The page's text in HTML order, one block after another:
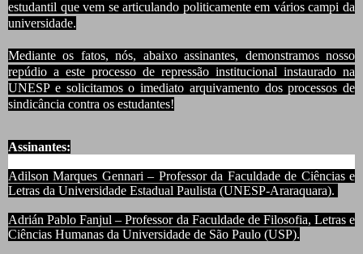
estudantil que vem se articulando politicamente em vários campi da
universidade.
Mediante os fatos, nós, abaixo assinantes, demonstramos nosso
repúdio a este processo de repressão institucional instaurado na
UNESP e solicitamos o imediato arquivamento dos processos de
sindicância contra os estudantes!
Assinantes:
Adilson Marques Gennari – Professor da Faculdade de Ciências e
Letras da Universidade Estadual Paulista (UNESP-Araraquara).
Adrián Pablo Fanjul – Professor da Faculdade de Filosofia, Letras e
Ciências Humanas da Universidade de São Paulo (USP).